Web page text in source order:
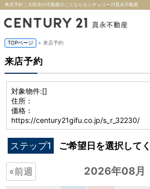
来店予約｜大垣市の不動産のことならセンチュリー21真永不動産
TOPページ > 来店予約
来店予約
対象物件:[]
住所：
価格：
https://century21gifu.co.jp/s_r_32230/
ステップ1 ご希望日を選択して
«前週 2026年08月